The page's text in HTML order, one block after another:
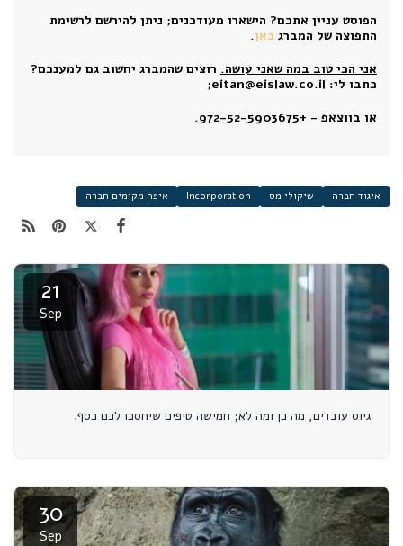
הפוסט עניין אתכם? הישארו מעודכנים; ניתן להירשם לרשימת
התפוצה של המברג כאן.
אני הכי טוב במה שאני עושה. רוצים שהמברג יחשוב גם למענכם?
כתבו לי: eitan@eislaw.co.il;
או בווצאפ - +972-52-5903675.
איגוד חברה שיקולי מס Incorporation איפה מקימים חברה
21
Sep
גיוס עובדים, מה כן ומה לא; חמישה טיפים שיחסכו לכם כסף.
30
Sep